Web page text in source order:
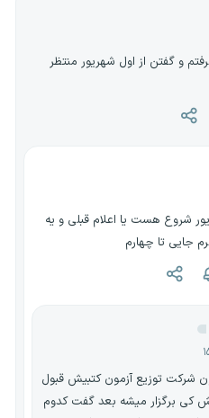
و گفتن از اول شهریور منتظر
شروع هست یا اعلام قبلی و یه
جایی تا چهارم
شرکت توزیع آزمون کتبیش قبول
کی برگزار میشه بعد گفت کدوم